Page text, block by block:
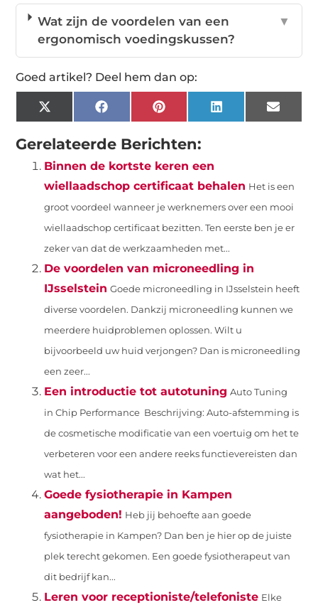
Wat zijn de voordelen van een
ergonomisch voedingskussen?
▼
Goed artikel? Deel hem dan op:
X
(Twitter)
FacebookPinterestLinkedInEmail
Gerelateerde Berichten:
Binnen de kortste keren een
wiellaadschop certificaat behalen Het is een
groot voordeel wanneer je werknemers over een mooi
wiellaadschop certificaat bezitten. Ten eerste ben je er
zeker van dat de werkzaamheden met...
De voordelen van microneedling in
IJsselstein Goede microneedling in IJsselstein heeft
diverse voordelen. Dankzij microneedling kunnen we
meerdere huidproblemen oplossen. Wilt u
bijvoorbeeld uw huid verjongen? Dan is microneedling
een zeer...
Een introductie tot autotuning Auto Tuning
in Chip Performance Beschrijving: Auto-afstemming is
de cosmetische modificatie van een voertuig om het te
verbeteren voor een andere reeks functievereisten dan
wat het...
Goede fysiotherapie in Kampen
aangeboden! Heb jij behoefte aan goede
fysiotherapie in Kampen? Dan ben je hier op de juiste
plek terecht gekomen. Een goede fysiotherapeut van
dit bedrijf kan...
Leren voor receptioniste/telefoniste Elke